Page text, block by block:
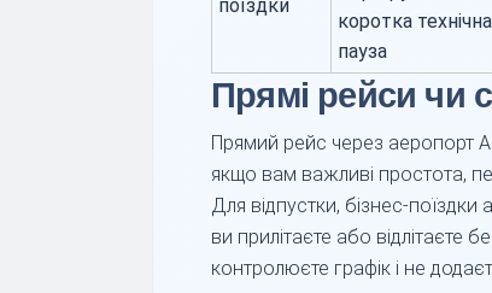
поїздки
коротка технічна
пауза
Прямі рейси чи
Прямий рейс через аеропорт
якщо вам важливі простота,
Для відпустки, бізнес-
ви прилітаєте або відлітаєте
контролюєте графік і не